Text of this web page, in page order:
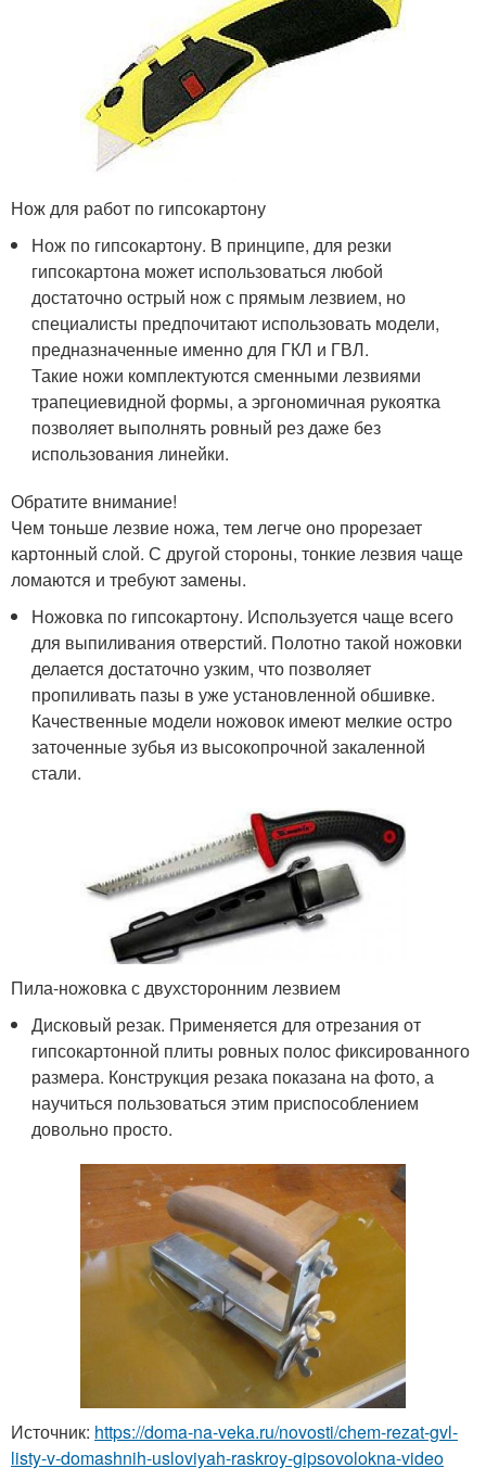
Нож для работ по гипсокартону
Нож по гипсокартону. В принципе, для резки
гипсокартона может использоваться любой
достаточно острый нож с прямым лезвием, но
специалисты предпочитают использовать модели,
предназначенные именно для ГКЛ и ГВЛ.
Такие ножи комплектуются сменными лезвиями
трапециевидной формы, а эргономичная рукоятка
позволяет выполнять ровный рез даже без
использования линейки.
Обратите внимание!
Чем тоньше лезвие ножа, тем легче оно прорезает
картонный слой. С другой стороны, тонкие лезвия чаще
ломаются и требуют замены.
Ножовка по гипсокартону. Используется чаще всего
для выпиливания отверстий. Полотно такой ножовки
делается достаточно узким, что позволяет
пропиливать пазы в уже установленной обшивке.
Качественные модели ножовок имеют мелкие остро
заточенные зубья из высокопрочной закаленной
стали.
Пила-ножовка с двухсторонним лезвием
Дисковый резак. Применяется для отрезания от
гипсокартонной плиты ровных полос фиксированного
размера. Конструкция резака показана на фото, а
научиться пользоваться этим приспособлением
довольно просто.
Источник: https://doma-na-veka.ru/novosti/chem-rezat-gvl-
listy-v-domashnih-usloviyah-raskroy-gipsovolokna-video